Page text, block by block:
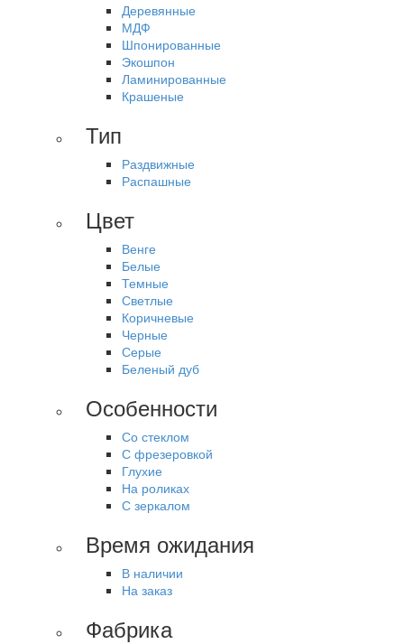
Деревянные
МДФ
Шпонированные
Экошпон
Ламинированные
Крашеные
Тип
Раздвижные
Распашные
Цвет
Венге
Белые
Темные
Светлые
Коричневые
Черные
Серые
Беленый дуб
Особенности
Со стеклом
С фрезеровкой
Глухие
На роликах
С зеркалом
Время ожидания
В наличии
На заказ
Фабрика